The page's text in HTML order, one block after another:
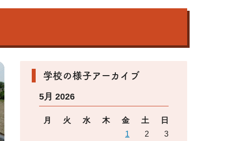
学校の様子アーカイブ
5月 2026
月 火 水 木 金 土
日
1
2
3